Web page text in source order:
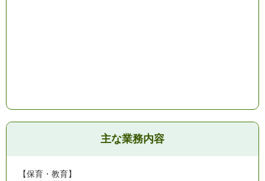
主な業務内容
【保育・教育】